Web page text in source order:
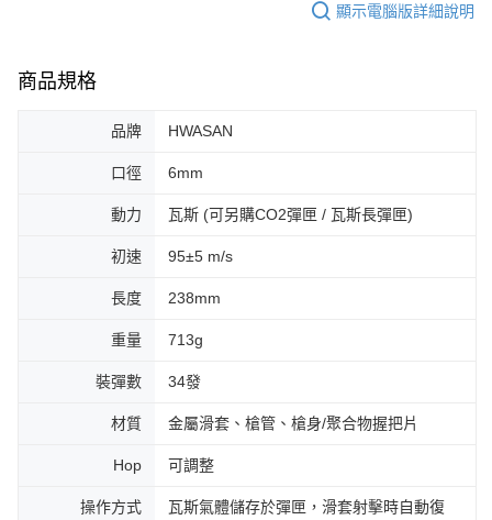
顯示電腦版詳細說明
商品規格
品牌 HWASAN
口徑 6mm
動力 瓦斯 (可另購CO2彈匣 / 瓦斯長彈匣)
初速 95±5 m/s
長度 238mm
重量 713g
裝彈數 34發
材質 金屬滑套、槍管、槍身/聚合物握把片
Hop 可調整
操作方式
瓦斯氣體儲存於彈匣，滑套射擊時自動復